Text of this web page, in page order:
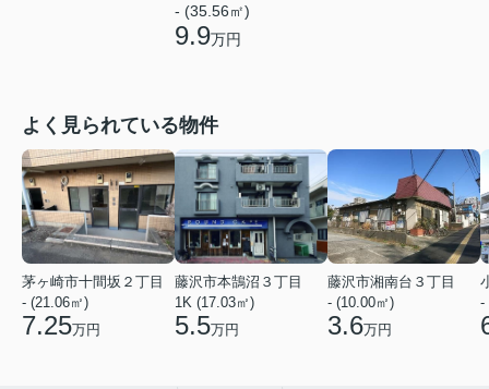
- (35.56㎡)
9.9万円
よく見られている物件
茅ヶ崎市十間坂２丁目
- (21.06㎡)
7.25万円
藤沢市本鵠沼３丁目
1K (17.03㎡)
5.5万円
藤沢市湘南台３丁目
- (10.00㎡)
3.6万円
-